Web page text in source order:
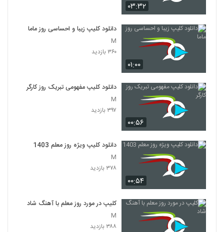
۰۳:۳۲
۰۱:۰۰
دانلود کلیپ زیبا و احساسی روز ماما
M
۳۶۰ بازدید
۰۰:۵۶
دانلود کلیپ مفهومی تبریک روز کارگر
M
۳۹۷ بازدید
۰۰:۵۴
دانلود کلیپ ویژه روز معلم 1403
M
۳۷۸ بازدید
کلیپ در مورد روز معلم با آهنگ شاد
M
۳۸۸ بازدید